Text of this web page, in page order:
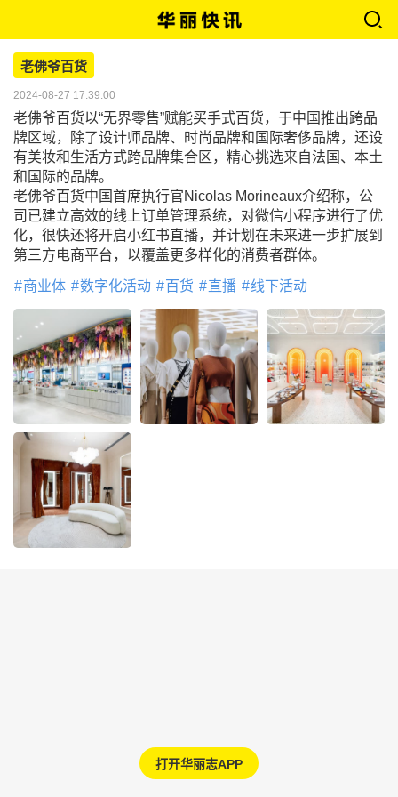
老佛爷百货
2024-08-27 17:39:00
老佛爷百货以“无界零售”赋能买手式百货，于中国推出跨品
牌区域，除了设计师品牌、时尚品牌和国际奢侈品牌，还设
有美妆和生活方式跨品牌集合区，精心挑选来自法国、本土
和国际的品牌。
老佛爷百货中国首席执行官Nicolas Morineaux介绍称，公
司已建立高效的线上订单管理系统，对微信小程序进行了优
化，很快还将开启小红书直播，并计划在未来进一步扩展到
第三方电商平台，以覆盖更多样化的消费者群体。
商业体 数字化活动 百货 直播 线下活动
打开华丽志APP